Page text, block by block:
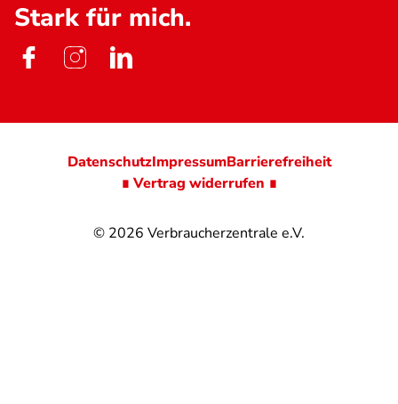
Stark für mich.
© 2026 Verbraucherzentrale e.V.
DatenschutzImpressumBarrierefreiheit
∎ Vertrag widerrufen ∎